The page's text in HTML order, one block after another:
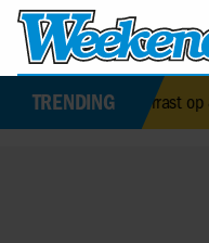
TRENDING
op 84-jarige leeftijd